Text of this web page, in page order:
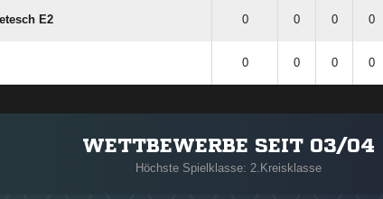
E2 0 0 0 0
0 0 0 0
WETTBEWERBE SEIT 03/04
Höchste Spielklasse: 2.Kreisklasse